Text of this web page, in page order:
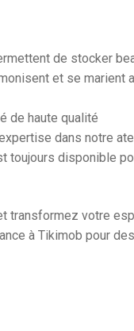
de stocker
et se marient
de haute qualité
dans notre
toujours disponible
transformez votre
à Tikimob pour